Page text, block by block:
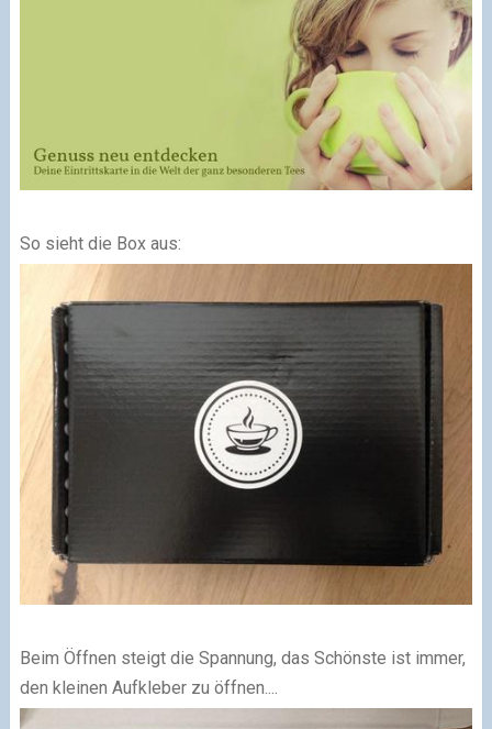
So sieht die Box aus:
Beim Öffnen steigt die Spannung, das Schönste ist immer,
den kleinen Aufkleber zu öffnen....